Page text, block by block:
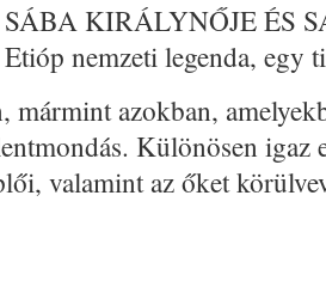
SÁBA KIRÁLYNŐJE ÉS
Etióp nemzeti legenda, egy
mármint azokban,
Különösen igaz
va­lamint az őket